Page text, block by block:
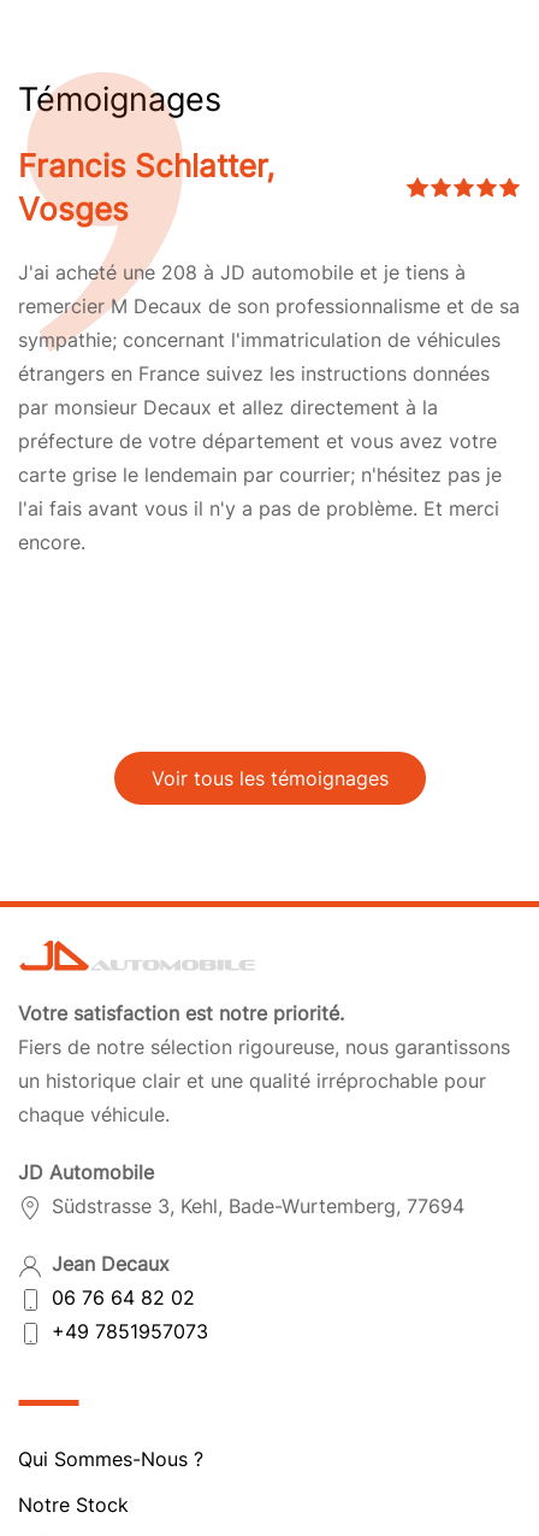
Témoignages
Francis Schlatter,
Vosges
J'ai acheté une 208 à JD automobile et je tiens à
remercier M Decaux de son professionnalisme et de sa
sympathie; concernant l'immatriculation de véhicules
étrangers en France suivez les instructions données
par monsieur Decaux et allez directement à la
préfecture de votre département et vous avez votre
carte grise le lendemain par courrier; n'hésitez pas je
l'ai fais avant vous il n'y a pas de problème. Et merci
encore.
Voir tous les témoignages
Votre satisfaction est notre priorité.
Fiers de notre sélection rigoureuse, nous garantissons
un historique clair et une qualité irréprochable pour
chaque véhicule.
JD Automobile
Südstrasse 3, Kehl, Bade-Wurtemberg, 77694
Jean Decaux
06 76 64 82 02
+49 7851957073
Qui Sommes-Nous ?
Notre Stock